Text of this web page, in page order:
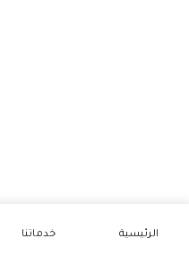
الرئيسية خدماتنا